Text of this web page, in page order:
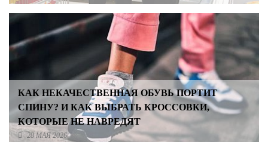
КАК НЕКАЧЕСТВЕННАЯ ОБУВЬ ПОРТИТ
СПИНУ? И КАК ВЫБРАТЬ КРОССОВКИ,
КОТОРЫЕ НЕ НАВРЕДЯТ
28 МАЯ 2026